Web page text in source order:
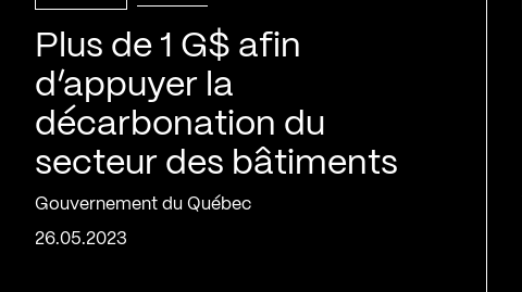
Plus de 1 G$ afin
d’appuyer la
décarbonation du
secteur des bâtiments
Gouvernement du Québec
26.05.2023